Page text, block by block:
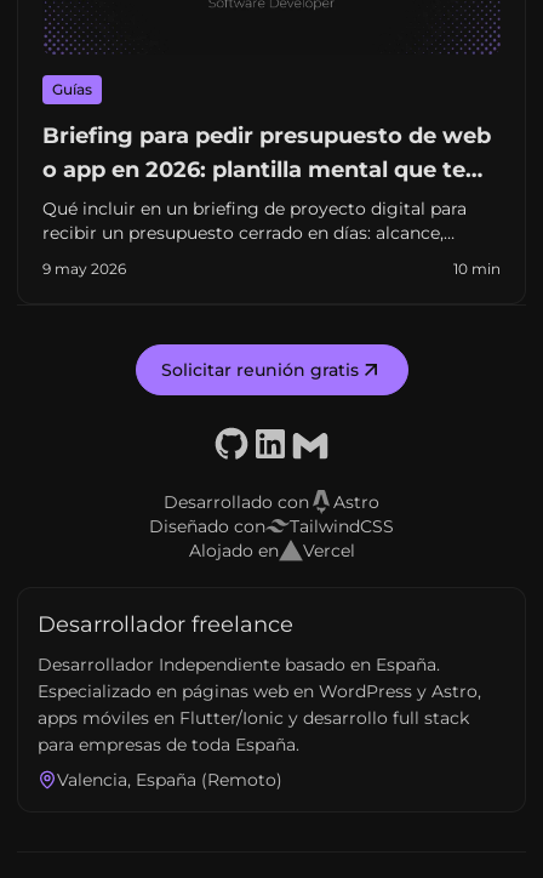
Guías
Briefing para pedir presupuesto de web
o app en 2026: plantilla mental que te
ahorra semanas (y sorpresas)
Qué incluir en un briefing de proyecto digital para
recibir un presupuesto cerrado en días: alcance,
que retrasan el arranque. Pensado para pymes y
9 may 2026 10 min
Solicitar reunión gratis
GitHubLinkedIn
Email
Desarrollado con
Astro
Diseñado con
TailwindCSS
Alojado en
Vercel
Desarrollador freelance
Desarrollador Independiente basado en España.
Especializado en páginas web en WordPress y Astro,
apps móviles en Flutter/Ionic y desarrollo full stack
para empresas de toda España.
Valencia, España (Remoto)